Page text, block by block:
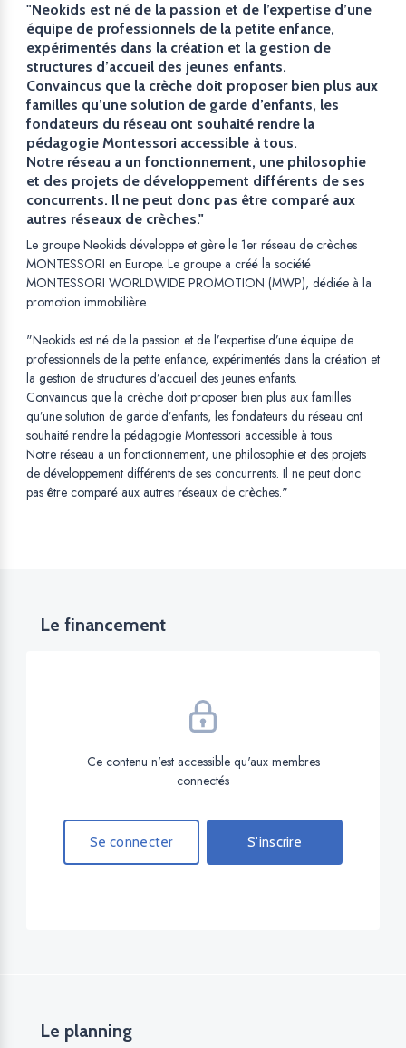
"Neokids est né de la passion et de l’expertise d’une
équipe de professionnels de la petite enfance,
expérimentés dans la création et la gestion de
structures d’accueil des jeunes enfants.
Convaincus que la crèche doit proposer bien plus aux
familles qu’une solution de garde d’enfants, les
fondateurs du réseau ont souhaité rendre la
pédagogie Montessori accessible à tous.
Notre réseau a un fonctionnement, une philosophie
et des projets de développement différents de ses
concurrents. Il ne peut donc pas être comparé aux
autres réseaux de crèches."
Le groupe Neokids développe et gère le 1er réseau de crèches
MONTESSORI en Europe. Le groupe a créé la société
MONTESSORI WORLDWIDE PROMOTION (MWP), dédiée à la
promotion immobilière.
"Neokids est né de la passion et de l’expertise d’une équipe de
professionnels de la petite enfance, expérimentés dans la création et
la gestion de structures d’accueil des jeunes enfants.
Convaincus que la crèche doit proposer bien plus aux familles
qu’une solution de garde d’enfants, les fondateurs du réseau ont
souhaité rendre la pédagogie Montessori accessible à tous.
Notre réseau a un fonctionnement, une philosophie et des projets
de développement différents de ses concurrents. Il ne peut donc
pas être comparé aux autres réseaux de crèches."
Le financement
Ce contenu n'est accessible qu'aux membres
connectés
Se connecter S'inscrire
Le planning